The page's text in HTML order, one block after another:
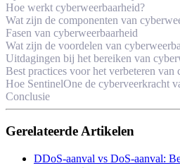
Hoe werkt cyberweerbaarheid?
Wat zijn de componenten van
Fasen van cyberweerbaarheid
Wat zijn de voordelen van
Uitdagingen bij het bereiken van
Best practices voor het verbeteren van
Hoe SentinelOne de cyberveerkracht
Conclusie
Gerelateerde Artikelen
DDoS-aanval vs DoS-aanval: